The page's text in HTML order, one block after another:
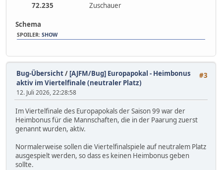
72.235
Zuschauer
Schema
SPOILER: SHOW
#3
Bug-Übersicht/ [AJFM/Bug] Europapokal - Heimbonus
aktiv im Viertelfinale (neutraler Platz)
12. Juli 2026, 22:28:58
Im Viertelfinale des Europapokals der Saison 99 war der
Heimbonus für die Mannschaften, die in der Paarung zuerst
genannt wurden, aktiv.
Normalerweise sollen die Viertelfinalspiele auf neutralem Platz
ausgespielt werden, so dass es keinen Heimbonus geben
sollte.